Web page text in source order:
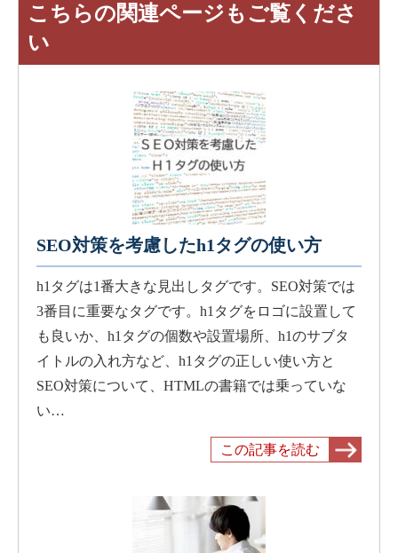
こちらの関連ページもご覧くださ
い
SEO対策を考慮したh1タグの使い方
h1タグは1番大きな見出しタグです。SEO対策では
3番目に重要なタグです。h1タグをロゴに設置して
も良いか、h1タグの個数や設置場所、h1のサブタ
イトルの入れ方など、h1タグの正しい使い方と
SEO対策について、HTMLの書籍では乗っていな
い…
この記事を読む